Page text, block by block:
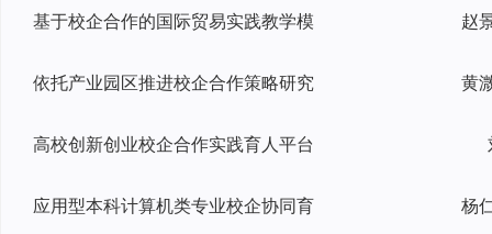
基于校企合作的国际贸易实践教学模
依托产业园区推进校企合作策略研究 黄
高校创新创业校企合作实践育人平台
应用型本科计算机类专业校企协同育